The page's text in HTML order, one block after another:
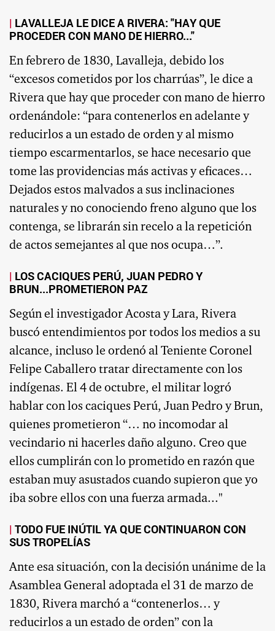
LAVALLEJA LE DICE A RIVERA: "HAY QUE
PROCEDER CON MANO DE HIERRO..."
En febrero de 1830, Lavalleja, debido los
“excesos cometidos por los charrúas”, le dice a
Rivera que hay que proceder con mano de hierro
ordenándole: “para contenerlos en adelante y
reducirlos a un estado de orden y al mismo
tiempo escarmentarlos, se hace necesario que
tome las providencias más activas y eficaces…
Dejados estos malvados a sus inclinaciones
naturales y no conociendo freno alguno que los
contenga, se librarán sin recelo a la repetición
de actos semejantes al que nos ocupa…”.
LOS CACIQUES PERÚ, JUAN PEDRO Y
BRUN...PROMETIERON PAZ
Según el investigador Acosta y Lara, Rivera
buscó entendimientos por todos los medios a su
alcance, incluso le ordenó al Teniente Coronel
Felipe Caballero tratar directamente con los
indígenas. El 4 de octubre, el militar logró
hablar con los caciques Perú, Juan Pedro y Brun,
quienes prometieron “… no incomodar al
vecindario ni hacerles daño alguno. Creo que
ellos cumplirán con lo prometido en razón que
estaban muy asustados cuando supieron que yo
iba sobre ellos con una fuerza armada..."
TODO FUE INÚTIL YA QUE CONTINUARON CON
SUS TROPELÍAS
Ante esa situación, con la decisión unánime de la
Asamblea General adoptada el 31 de marzo de
1830, Rivera marchó a “contenerlos… y
reducirlos a un estado de orden” con la